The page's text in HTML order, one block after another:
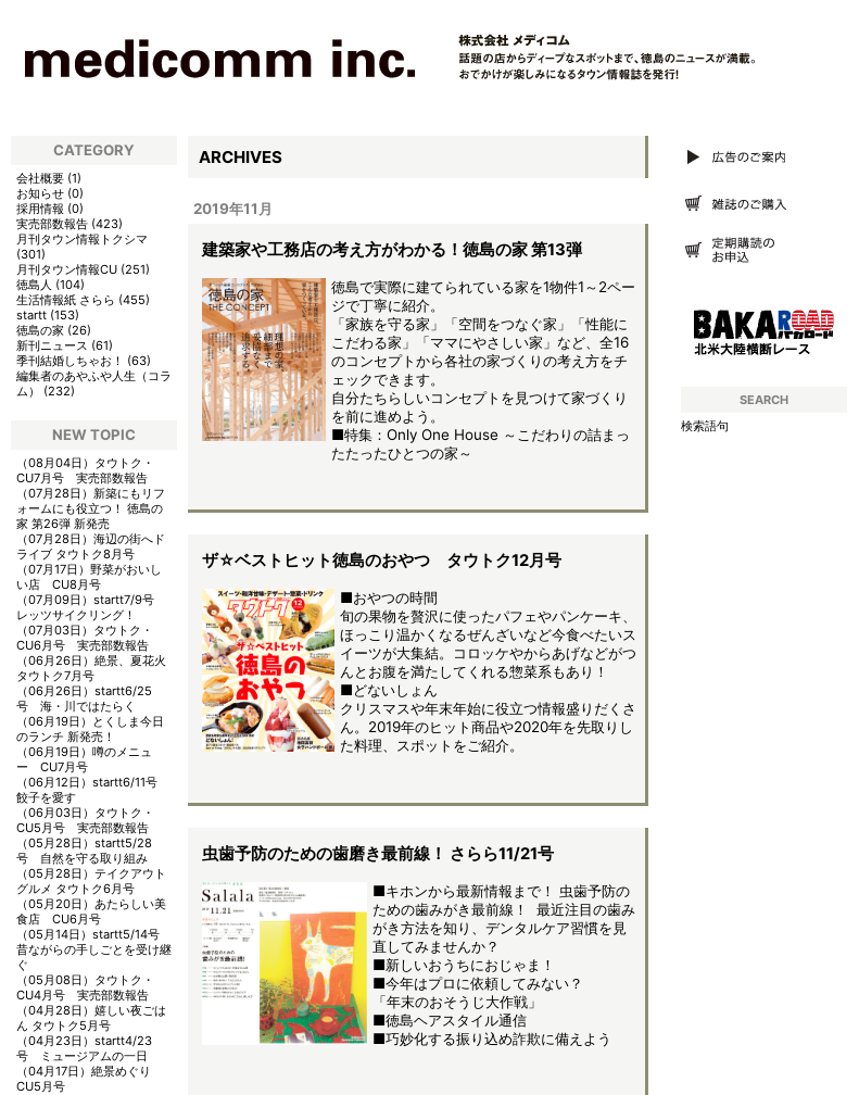
ARCHIVES
2019年11月
建築家や工務店の考え方がわかる！徳島の家 第13弾
徳島で実際に建てられている家を1物件1～2ペー
ジで丁寧に紹介。
「家族を守る家」「空間をつなぐ家」「性能に
こだわる家」「ママにやさしい家」など、全16
のコンセプトから各社の家づくりの考え方をチ
ェックできます。
自分たちらしいコンセプトを見つけて家づくり
を前に進めよう。
■特集：Only One House ～こだわりの詰まっ
たたったひとつの家～
ザ☆ベストヒット徳島のおやつ タウトク12月号
■おやつの時間
旬の果物を贅沢に使ったパフェやパンケーキ、
ほっこり温かくなるぜんざいなど今食べたいス
イーツが大集結。コロッケやからあげなどがつ
んとお腹を満たしてくれる惣菜系もあり！
■どないしょん
クリスマスや年末年始に役立つ情報盛りだくさ
ん。2019年のヒット商品や2020年を先取りし
た料理、スポットをご紹介。
虫歯予防のための歯磨き最前線！ さらら11/21号
■キホンから最新情報まで！ 虫歯予防の
ための歯みがき最前線！ 最近注目の歯み
がき方法を知り、デンタルケア習慣を見
直してみませんか？
■新しいおうちにおじゃま！
■今年はプロに依頼してみない？
「年末のおそうじ大作戦」
■徳島ヘアスタイル通信
■巧妙化する振り込め詐欺に備えよう
CATEGORY
会社概要 (1)
お知らせ (0)
採用情報 (0)
実売部数報告 (423)
月刊タウン情報トクシマ
(301)
月刊タウン情報CU (251)
徳島人 (104)
生活情報紙 さらら (455)
startt (153)
徳島の家 (26)
新刊ニュース (61)
季刊結婚しちゃお！
(63)
編集者のあやふや人生（コラ
ム）
(232)
NEW TOPIC
（08月04日） タウトク・
CU7月号 実売部数報告
（07月28日） 新築にもリフ
ォームにも役立つ！ 徳島の
家 第26弾 新発売
（07月28日） 海辺の街へド
ライブ タウトク8月号
（07月17日） 野菜がおいし
い店 CU8月号
（07月09日） startt7/9号
レッツサイクリング！
（07月03日） タウトク・
CU6月号 実売部数報告
（06月26日） 絶景、夏花火
タウトク7月号
（06月26日） startt6/25
号 海・川ではたらく
（06月19日）
とくしま今日
のランチ 新発売！
（06月19日） 噂のメニュ
ー CU7月号
（06月12日） startt6/11号
餃子を愛す
（06月03日） タウトク・
CU5月号 実売部数報告
（05月28日） startt5/28
号 自然を守る取り組み
（05月28日） テイクアウト
グルメ タウトク6月号
（05月20日） あたらしい美
食店 CU6月号
（05月14日） startt5/14号
昔ながらの手しごとを受け継
ぐ
（05月08日） タウトク・
CU4月号 実売部数報告
（04月28日） 嬉しい夜ごは
ん タウトク5月号
（04月23日） startt4/23
号 ミュージアムの一日
（04月17日） 絶景めぐり
CU5月号
SEARCH
検索語句